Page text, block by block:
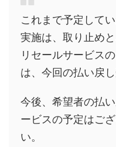
これまで予定して
実施は、取り止め
リセールサービス
は、今回の払い戻
今後、希望者の払
ービスの予定はご
い。